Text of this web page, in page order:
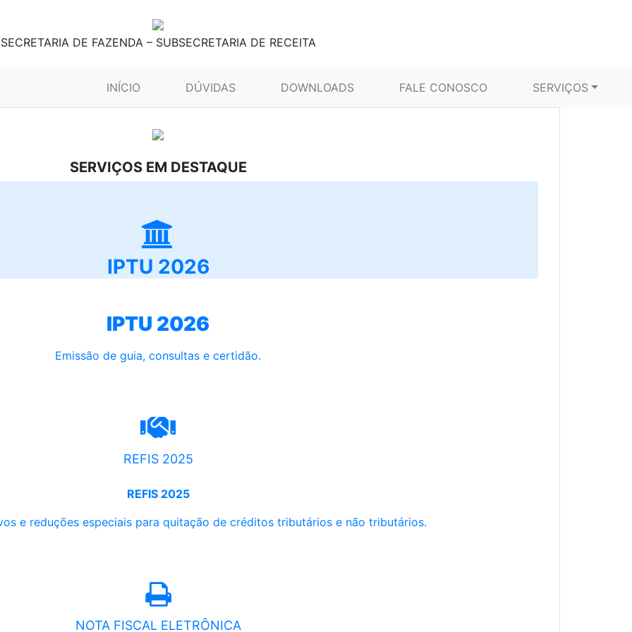
SECRETARIA DE FAZENDA – SUBSECRETARIA DE RECEITA
INÍCIO (CURRENT)DÚVIDAS DOWNLOADS FALE CONOSCO SERVIÇOS
SERVIÇOS EM DESTAQUE
IPTU 2026
IPTU 2026
Emissão de guia, consultas e certidão.
REFIS 2025
REFIS 2025
e reduções especiais para quitação de créditos tributários e não tributários.
NOTA FISCAL ELETRÔNICA